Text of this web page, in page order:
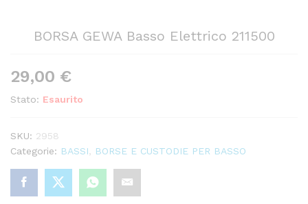
BORSA GEWA Basso Elettrico 211500
29,00 €
Stato: Esaurito
SKU: 2958
Categorie: BASSI BORSE E CUSTODIE PER BASSO